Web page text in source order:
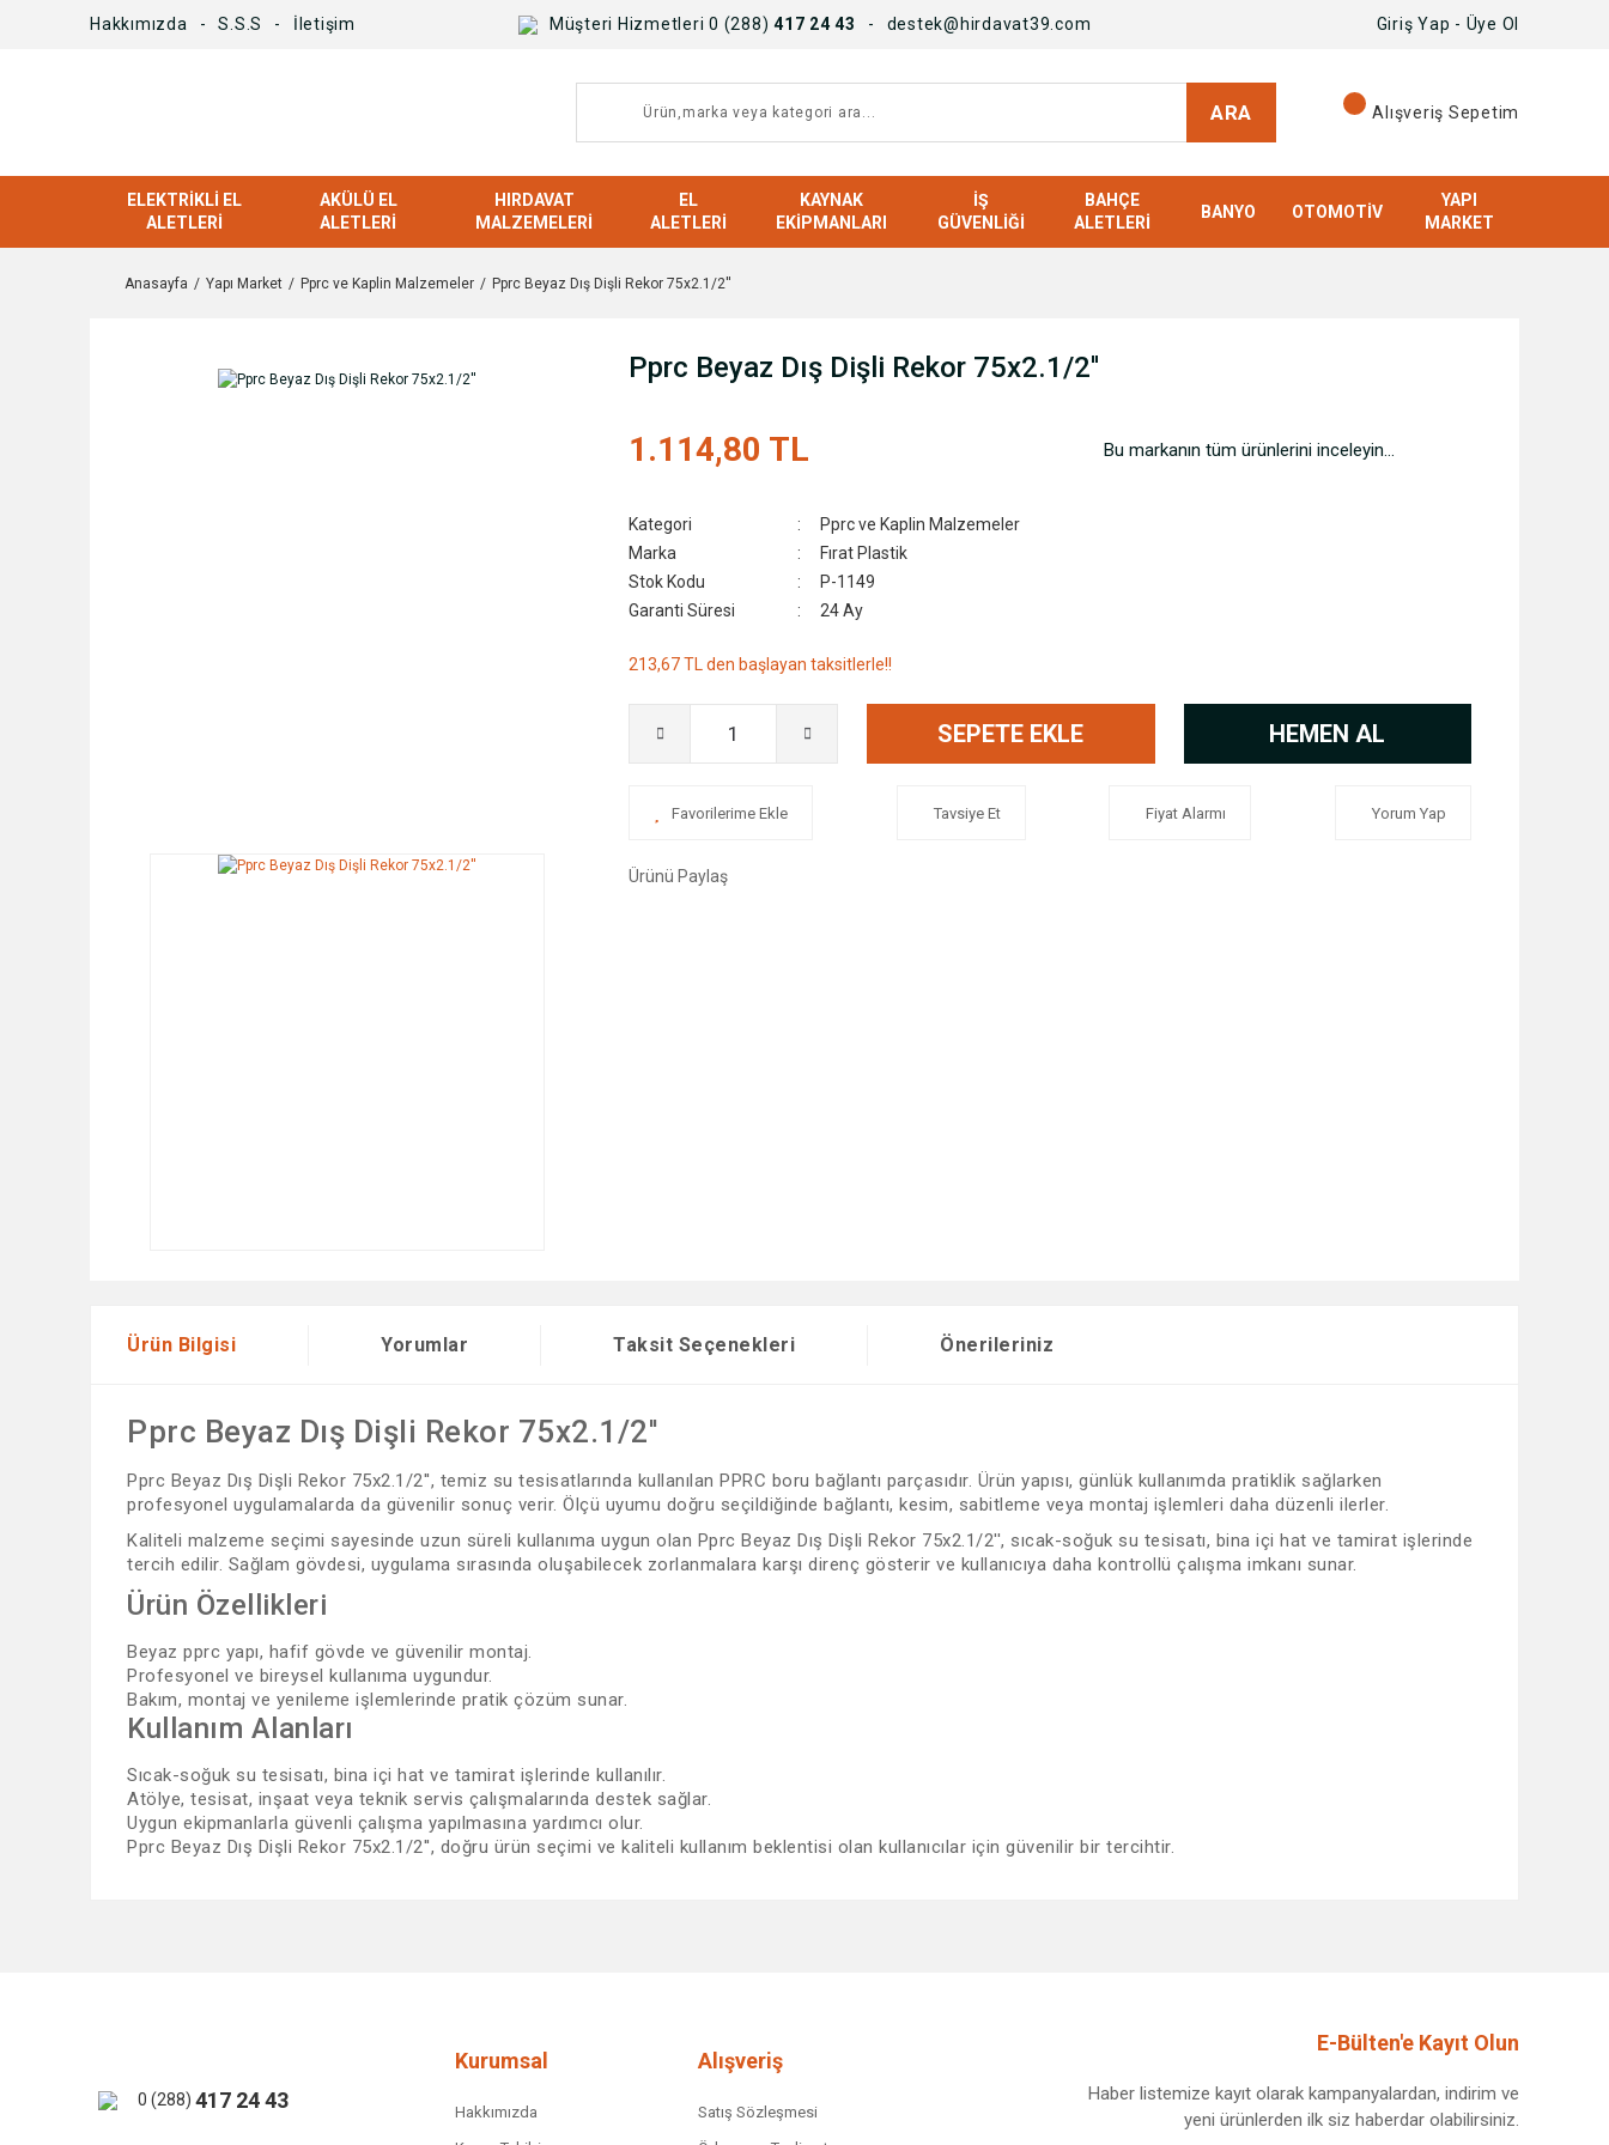
Hakkımızda S.S.S İletişim Müşteri Hizmetleri 0 (288) 417 24 43 destek@hirdavat39.com Giriş Yap - Üye Ol
ARA Alışveriş Sepetim
ELEKTRIKLI EL
ALETLERI
AKÜLÜ EL
ALETLERI
HIRDAVAT
MALZEMELERI
EL
ALETLERI
KAYNAK
EKIPMANLARI
İŞ
GÜVENLIĞI
BAHÇE
ALETLERI
BANYO OTOMOTIV
YAPI
MARKET
Anasayfa Yapı Market Pprc ve Kaplin Malzemeler Pprc Beyaz Dış Dişli Rekor 75x2.1/2''
Pprc Beyaz Dış Dişli Rekor 75x2.1/2''
1.114,80 TL Bu markanın tüm ürünlerini inceleyin...
Kategori
Pprc ve Kaplin Malzemeler
Marka
Fırat Plastik
Stok Kodu
P-1149
Garanti Süresi
24 Ay
213,67 TL den başlayan taksitlerle!!
SEPETE EKLE HEMEN AL
Tavsiye Et Fiyat Alarmı Yorum Yap
Ürünü Paylaş
Ürün Bilgisi Yorumlar Taksit Seçenekleri Önerileriniz
Pprc Beyaz Dış Dişli Rekor 75x2.1/2''
Pprc Beyaz Dış Dişli Rekor 75x2.1/2'', temiz su tesisatlarında kullanılan PPRC boru bağlantı parçasıdır. Ürün yapısı, günlük kullanımda pratiklik sağlarken
profesyonel uygulamalarda da güvenilir sonuç verir. Ölçü uyumu doğru seçildiğinde bağlantı, kesim, sabitleme veya montaj işlemleri daha düzenli ilerler.
Kaliteli malzeme seçimi sayesinde uzun süreli kullanıma uygun olan Pprc Beyaz Dış Dişli Rekor 75x2.1/2'', sıcak-soğuk su tesisatı, bina içi hat ve tamirat işlerinde
tercih edilir. Sağlam gövdesi, uygulama sırasında oluşabilecek zorlanmalara karşı direnç gösterir ve kullanıcıya daha kontrollü çalışma imkanı sunar.
Ürün Özellikleri
Beyaz pprc yapı, hafif gövde ve güvenilir montaj.
Profesyonel ve bireysel kullanıma uygundur.
Bakım, montaj ve yenileme işlemlerinde pratik çözüm sunar.
Kullanım Alanları
Sıcak-soğuk su tesisatı, bina içi hat ve tamirat işlerinde kullanılır.
Atölye, tesisat, inşaat veya teknik servis çalışmalarında destek sağlar.
Uygun ekipmanlarla güvenli çalışma yapılmasına yardımcı olur.
Pprc Beyaz Dış Dişli Rekor 75x2.1/2'', doğru ürün seçimi ve kaliteli kullanım beklentisi olan kullanıcılar için güvenilir bir tercihtir.
Bu ürüne benzer farklı alternatifler olmalı.
0 (288) 417 24 43
Kurumsal
Hakkımızda
Alışveriş
Satış Sözleşmesi
E-Bülten'e Kayıt Olun
Haber listemize kayıt olarak kampanyalardan, indirim ve
yeni ürünlerden ilk siz haberdar olabilirsiniz.